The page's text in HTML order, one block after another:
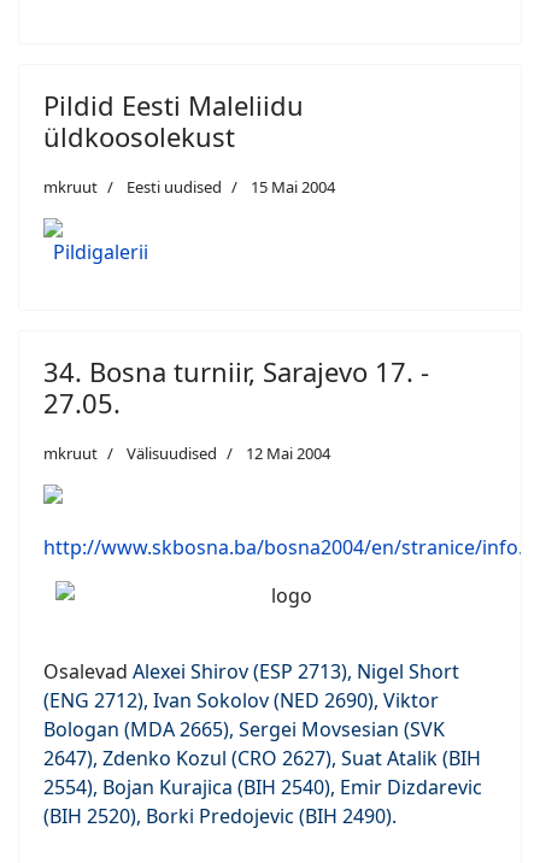
Pildid Eesti Maleliidu
üldkoosolekust
mkruut Eesti uudised 15 Mai 2004
Pildigalerii
34. Bosna turniir, Sarajevo 17. -
27.05.
mkruut Välisuudised 12 Mai 2004
http://www.skbosna.ba/bosna2004/en/stranice/
Osalevad Alexei Shirov (ESP 2713), Nigel Short
(ENG 2712), Ivan Sokolov (NED 2690), Viktor
Bologan (MDA 2665), Sergei Movsesian (SVK
2647), Zdenko Kozul (CRO 2627), Suat Atalik (BIH
2554), Bojan Kurajica (BIH 2540), Emir Dizdarevic
(BIH 2520), Borki Predojevic (BIH 2490).